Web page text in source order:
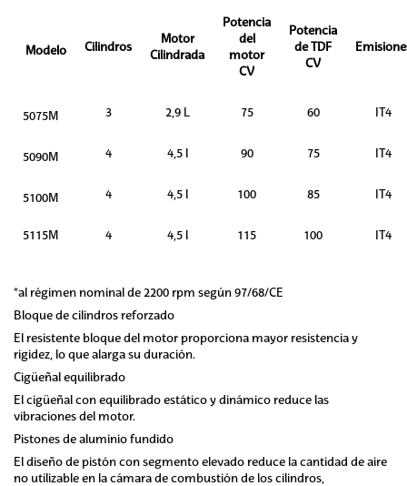
Modelo Cilindros
Motor
Cilindrada
Potencia
del
motor
CV
Potencia
de TDF
CV
5075M 3 2,9 L 75 60 IT4
5090M 4 4,5 l 90 75 IT4
5100M 4 4,5 l 100 85 IT4
5115M 4 4,5 l 115 100 IT4
*al régimen nominal de 2200 rpm según 97/68/CE
Bloque de cilindros reforzado
El resistente bloque del motor proporciona mayor resistencia y
rigidez, lo que alarga su duración.
Cigüeñal equilibrado
El cigüeñal con equilibrado estático y dinámico reduce las
vibraciones del motor.
Pistones de aluminio fundido
El diseño de pistón con segmento elevado reduce la cantidad de aire
no utilizable en la cámara de combustión de los cilindros,